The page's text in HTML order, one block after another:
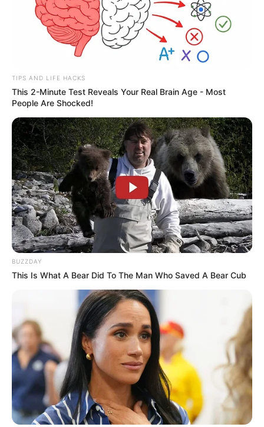
ΤΑΥΤΟΤΗΤΑ ΚΑΙ ΕΠΙΚΟΙΝΩΝΙΑ
© 2025 EVIANEWS του Γιώργου Κουτσελίνη
TIPS AND LIFE HACKS
This 2-Minute Test Reveals Your Real Brain Age - Most
People Are Shocked!
BUZZDAY
This Is What A Bear Did To The Man Who Saved A Bear Cub